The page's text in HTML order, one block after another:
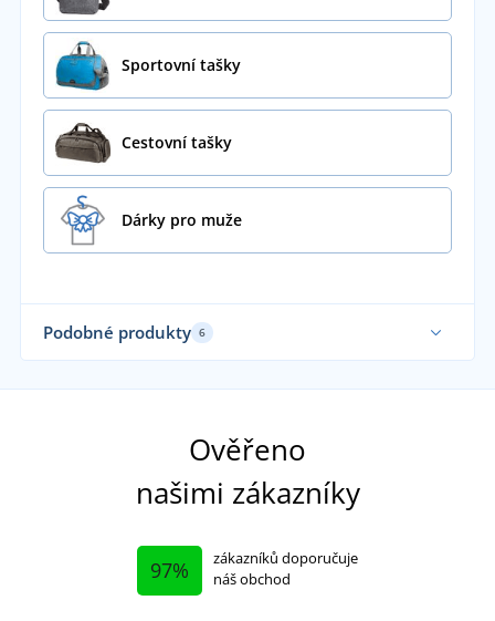
Sportovní tašky
Cestovní tašky
Dárky pro muže
Podobné produkty 6
Ověřeno
našimi zákazníky
97%
zákazníků doporučuje
náš obchod